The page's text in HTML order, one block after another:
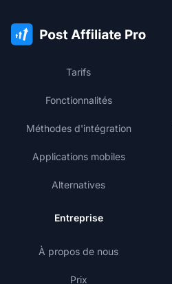
Tarifs
Fonctionnalités
Méthodes d'intégration
Applications mobiles
Alternatives
Entreprise
À propos de nous
Prix